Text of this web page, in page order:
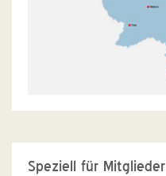
Speziell für Mitglieder